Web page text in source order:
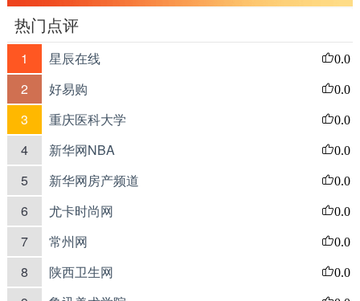
热门点评
1 星辰在线 0.0
2 好易购 0.0
3 重庆医科大学 0.0
4 新华网NBA 0.0
5 新华网房产频道 0.0
6 尤卡时尚网 0.0
7 常州网 0.0
8 陕西卫生网 0.0